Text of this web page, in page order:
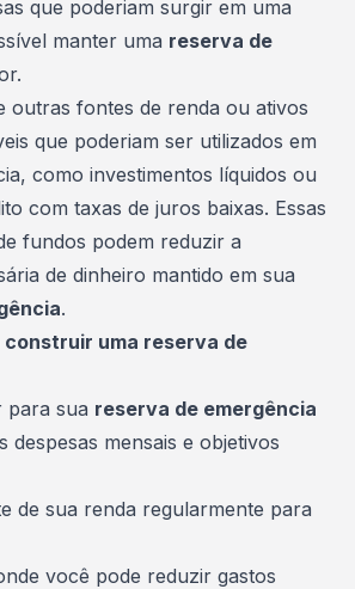
que poderiam surgir em uma
manter uma reserva de
outras fontes de renda ou ativos
que poderiam ser utilizados em
como investimentos líquidos ou
com taxas de juros baixas. Essas
fundos podem reduzir a
de dinheiro mantido em sua
.
construir uma reserva de
para sua reserva de emergência
despesas mensais e objetivos
de sua renda regularmente para
você pode reduzir gastos